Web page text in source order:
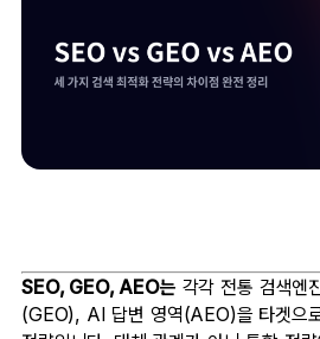
SEO, GEO, AEO는 각각 전통 검색
(GEO), AI 답변 영역(AEO)을 타겟으